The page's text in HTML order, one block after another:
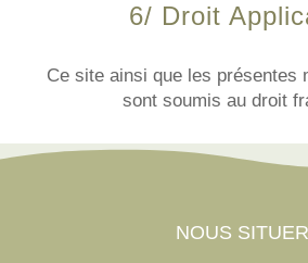
6/ Droit
Ce site ainsi que les présentes
sont soumis au droit
NOUS SITUER